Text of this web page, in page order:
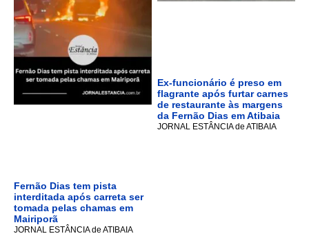
Fernão Dias tem pista
interditada após carreta ser
tomada pelas chamas em
Mairiporã
JORNAL ESTÂNCIA de ATIBAIA
Ex-funcionário é preso em
flagrante após furtar carnes
de restaurante às margens
da Fernão Dias em Atibaia
JORNAL ESTÂNCIA de ATIBAIA